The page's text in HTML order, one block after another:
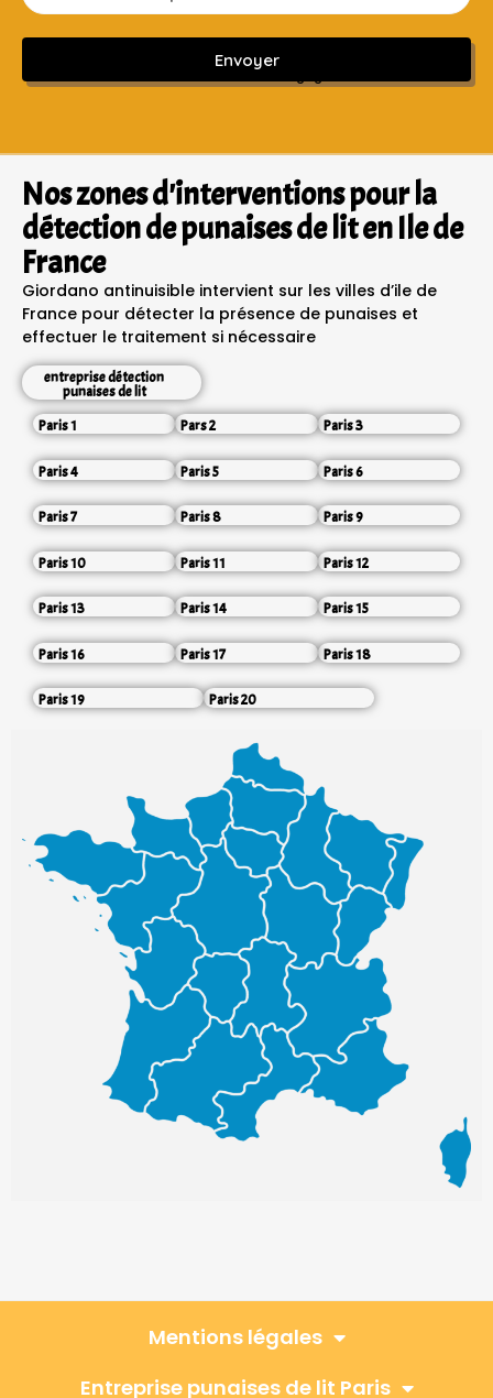
Envoyer
Sans engagement ni frais cachés
Nos zones d'interventions pour la
détection de punaises de lit en Ile de
France
Giordano antinuisible intervient sur les villes d’ile de
France pour détecter la présence de punaises et
effectuer le traitement si nécessaire
entreprise détection
punaises de lit
Paris 1
Pars 2 Paris 3
Paris 4 Paris 5 Paris 6
Paris 7 Paris 8 Paris 9
Paris 10 Paris 11 Paris 12
Paris 13 Paris 14 Paris 15
Paris 16 Paris 17 Paris 18
Paris 19 Paris 20
Mentions légales
Entreprise punaises de lit Paris